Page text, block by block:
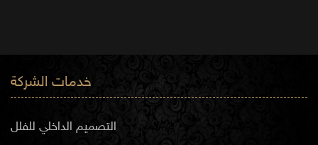
خدمات الشركة
التصميم الداخلي للفلل